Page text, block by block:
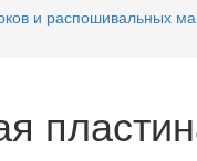
и распошивальных